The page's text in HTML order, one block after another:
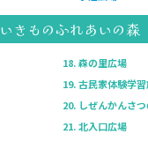
いきものふれあいの森
18. 森の里広場
19. 古民家体験学
20. しぜんかんさ
21. 北入口広場